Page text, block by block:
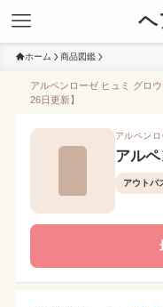
ヘ
ホーム 商品図鑑
アルペンローゼ ヒュミ グロ
26日更新】
アルペンロ
アル
アウトバ